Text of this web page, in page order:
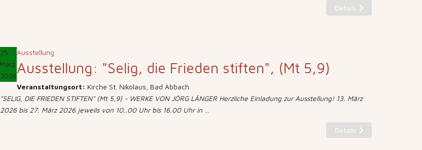
Details
25
März
2026
Ausstellung
Ausstellung: "Selig, die Frieden stiften", (Mt 5,9)
Veranstaltungsort: Kirche St. Nikolaus, Bad Abbach
"SELIG, DIE FRIEDEN STIFTEN" (Mt 5,9) - WERKE VON JÖRG LÄNGER Herzliche Einladung zur Ausstellung! 13. März
2026 bis 27. März 2026 jeweils von 10..00 Uhr bis 16.00 Uhr in ...
Details